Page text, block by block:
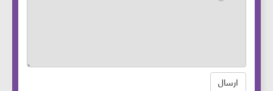
ارسال